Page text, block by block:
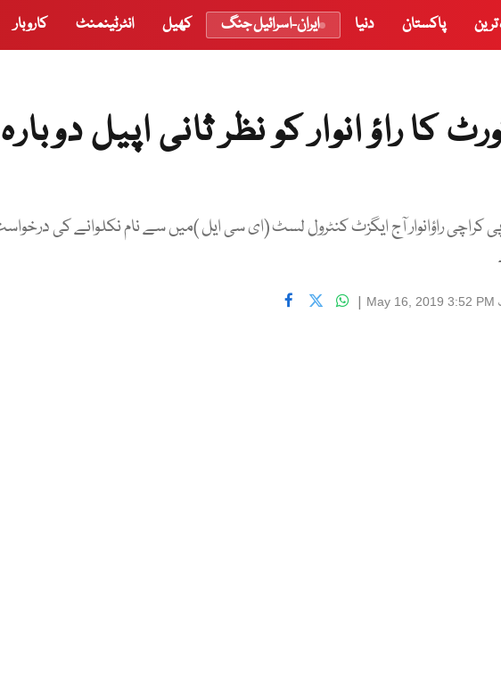
ترین پاکستان دنیا ایران-اسرائیل جنگ کھیل انٹرٹینمنٹ کاروبار
کا راؤ انوار کو نظر ثانی اپیل دوبارہ
راؤانوار آج ایگزٹ کنٹرول لسٹ (ای سی ایل )میں سے نام نکلوانے کی
May 16, 2019 3:52 PM
|